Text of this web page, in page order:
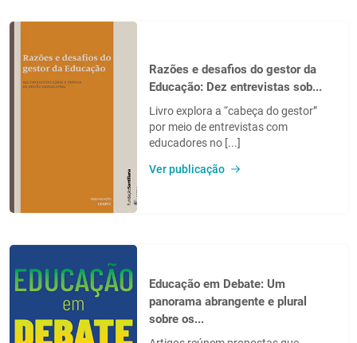
Razões e desafios do gestor da
Educação: Dez entrevistas sob...
Livro explora a “cabeça do gestor”
por meio de entrevistas com
educadores no [...]
Ver publicação
Educação em Debate: Um
panorama abrangente e plural
sobre os...